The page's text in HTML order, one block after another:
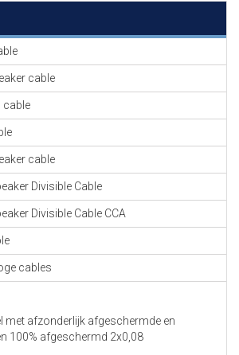
cable
cable
cable
Divisible Cable
Divisible Cable CCA
cables
met afzonderlijk afgeschermde en
100% afgeschermd 2x0,08